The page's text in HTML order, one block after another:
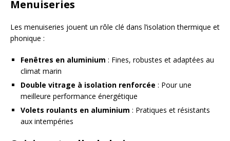
Menuiseries
Les menuiseries jouent un rôle clé dans l’isolation thermique et
phonique :
Fenêtres en aluminium : Fines, robustes et adaptées au
climat marin
Double vitrage à isolation renforcée : Pour une
meilleure performance énergétique
Volets roulants en aluminium : Pratiques et résistants
aux intempéries